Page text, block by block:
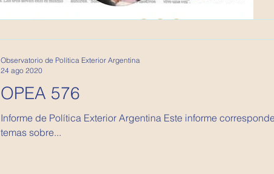
OPEA 576
Informe de Política Exterior Argentina Este informe corresponde a la semana del 13 al 19 de agosto de 2020. Se tratan
temas sobre...
Observatorio de Política Exterior Argentina
24 ago 2020